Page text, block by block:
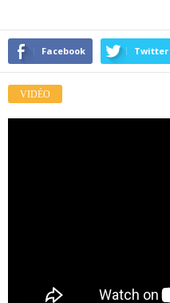
Facebook Twitter
VIDÉO